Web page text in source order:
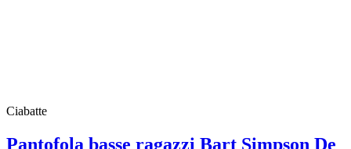
Ciabatte
Pantofola basse ragazzi Bart Simpson De